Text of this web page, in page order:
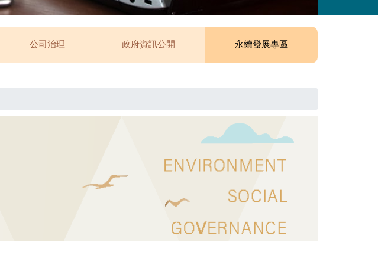
公司治理 政府資訊公開 永續發展專區